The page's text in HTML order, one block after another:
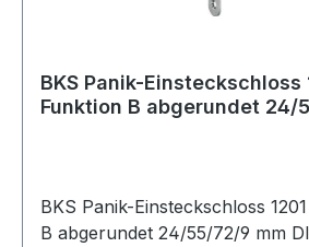
BKS Panik-Einsteckschloss
Funktion B abgerundet 24/
BKS Panik-Einsteckschloss
B abgerundet 24/55/72/9 mm